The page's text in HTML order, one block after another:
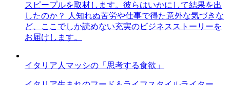
スピープルを取材します。彼らはいかにして結果を出
したのか？ 人知れぬ苦労や仕事で得た意外な気づきな
ど、ここでしか読めない充実のビジネスストーリーを
お届けします。
イタリア人マッシの「思考する食欲」